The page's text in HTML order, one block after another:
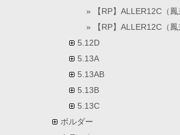
【RP】ALLER12C（鳳
【RP】ALLER12C（鳳
5.12D
5.13A
5.13AB
5.13B
5.13C
ボルダー